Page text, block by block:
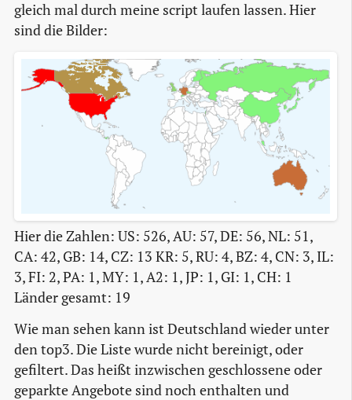
gleich mal durch meine script laufen lassen. Hier
sind die Bilder:
Hier die Zahlen: US: 526, AU: 57, DE: 56, NL: 51,
CA: 42, GB: 14, CZ: 13 KR: 5, RU: 4, BZ: 4, CN: 3, IL:
3, FI: 2, PA: 1, MY: 1, A2: 1, JP: 1, GI: 1, CH: 1
Länder gesamt: 19
Wie man sehen kann ist Deutschland wieder unter
den top3. Die Liste wurde nicht bereinigt, oder
gefiltert. Das heißt inzwischen geschlossene oder
geparkte Angebote sind noch enthalten und